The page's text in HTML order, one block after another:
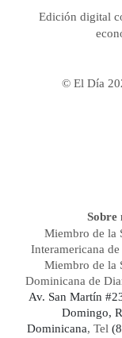
Edición digital
© El Día
Sobre
Miembro de la
Interamericana de
Miembro de la
Dominicana de
Av. San Martín
Domingo,
Dominicana, Tel